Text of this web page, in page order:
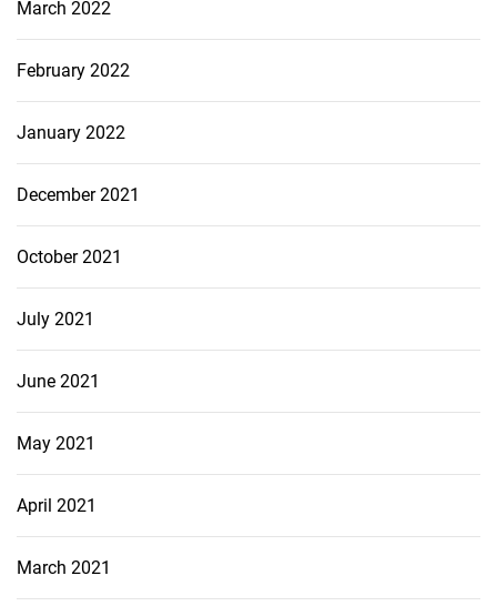
March 2022
February 2022
January 2022
December 2021
October 2021
July 2021
June 2021
May 2021
April 2021
March 2021